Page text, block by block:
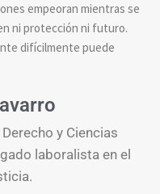
empeoran mientras se
ni protección ni futuro.
difícilmente puede
y Ciencias
laboralista en el